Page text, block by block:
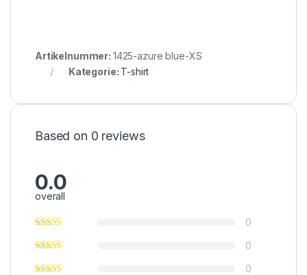
Artikelnummer: 1425-azure blue-XS
Kategorie: T-shirt
Based on 0 reviews
0.0
overall
0
0
0